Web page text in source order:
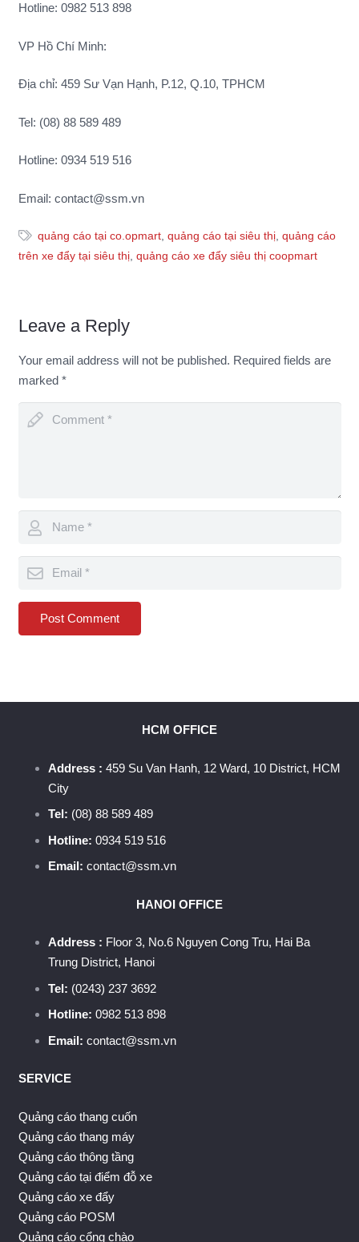
Hotline: 0982 513 898
VP Hồ Chí Minh:
Địa chỉ: 459 Sư Vạn Hạnh, P.12, Q.10, TPHCM
Tel: (08) 88 589 489
Hotline: 0934 519 516
Email: contact@ssm.vn
quảng cáo tại co.opmart, quảng cáo tại siêu thị, quảng cáo
trên xe đẩy tại siêu thị, quảng cáo xe đẩy siêu thị coopmart
Leave a Reply
Your email address will not be published. Required fields are
marked *
Post Comment
HCM OFFICE
Address : 459 Su Van Hanh, 12 Ward, 10 District, HCM
City
Tel: (08) 88 589 489
Hotline: 0934 519 516
Email: contact@ssm.vn
HANOI OFFICE
Address : Floor 3, No.6 Nguyen Cong Tru, Hai Ba
Trung District, Hanoi
Tel: (0243) 237 3692
Hotline: 0982 513 898
Email: contact@ssm.vn
SERVICE
Quảng cáo thang cuốn
Quảng cáo thang máy
Quảng cáo thông tầng
Quảng cáo tại điểm đỗ xe
Quảng cáo xe đẩy
Quảng cáo POSM
Quảng cáo cổng chào